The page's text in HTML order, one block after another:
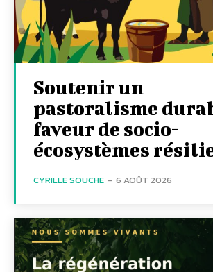
Soutenir un
pastoralisme
faveur de socio-
écosystèmes
CYRILLE SOUCHE - 6 AOÛT 2026